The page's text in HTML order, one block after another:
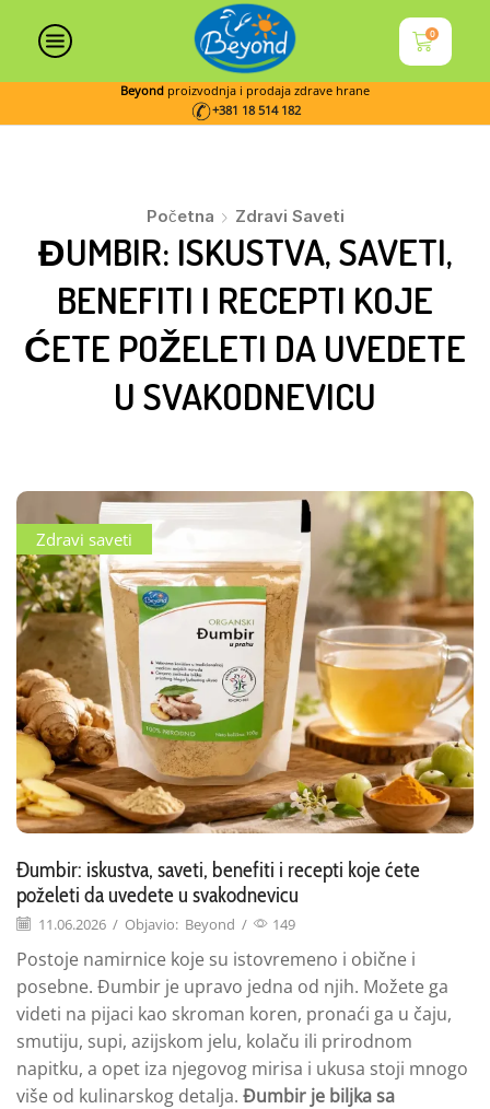
0
Beyond proizvodnja i prodaja zdrave hrane
+381 18 514 182
Početna Zdravi Saveti
ĐUMBIR: ISKUSTVA, SAVETI,
BENEFITI I RECEPTI KOJE
ĆETE POŽELETI DA UVEDETE
U SVAKODNEVICU
Zdravi saveti
Đumbir: iskustva, saveti, benefiti i recepti koje ćete
poželeti da uvedete u svakodnevicu
11.06.2026 / Objavio: Beyond / 149
Postoje namirnice koje su istovremeno i obične i
posebne. Đumbir je upravo jedna od njih. Možete ga
videti na pijaci kao skroman koren, pronaći ga u čaju,
smutiju, supi, azijskom jelu, kolaču ili prirodnom
napitku, a opet iza njegovog mirisa i ukusa stoji mnogo
više od kulinarskog detalja. Đumbir je biljkasa